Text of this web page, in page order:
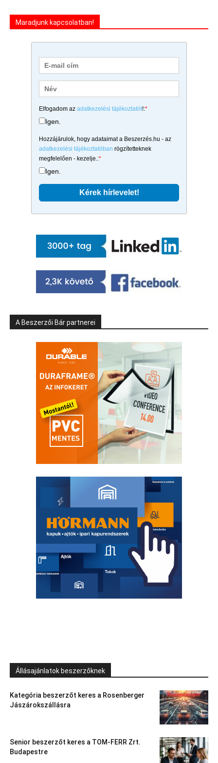
Maradjunk kapcsolatban!
Elfogadom az adatkezelési tájékoztatót!:*
Igen.
Hozzájárulok, hogy adataimat a Beszerzés.hu - az
adatkezelési tájékoztatóban rögzítetteknek
megfelelően - kezelje.:*
Igen.
A Beszerzői Bár partnerei
Állásajánlatok beszerzőknek
Kategória beszerzőt keres a Rosenberger
Jászárokszállásra
Senior beszerzőt keres a TOM-FERR Zrt.
Budapestre